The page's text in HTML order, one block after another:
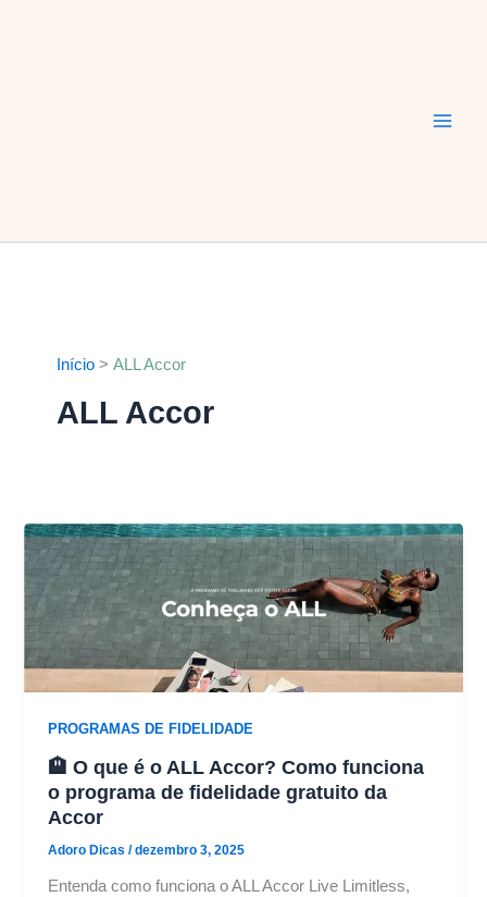
Início ALL Accor
ALL Accor
PROGRAMAS DE FIDELIDADE
🏨 O que é o ALL Accor? Como funciona
o programa de fidelidade gratuito da
Accor
Adoro Dicas/dezembro 3, 2025
Entenda como funciona o ALL Accor Live Limitless,